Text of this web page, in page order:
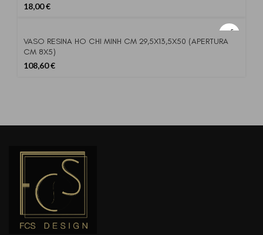
18,00€
VASO RESINA HO CHI MINH CM 29,5X13,5X50 (APERTURA
CM 8X5)
108,60€